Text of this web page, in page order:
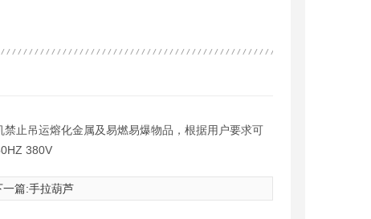
止吊运熔化金属及易燃易爆物品，根据用户要求可
380V
一篇:手拉葫芦